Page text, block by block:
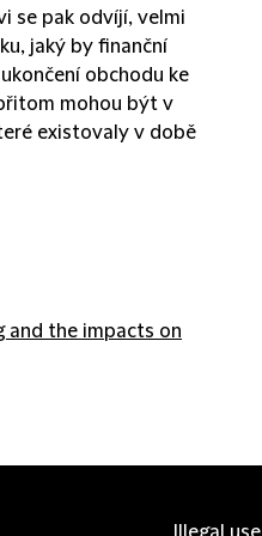
se pak odvíjí, velmi
jaký by finanční
obchodu ke
mohou být v
existovaly v době
and the impacts on